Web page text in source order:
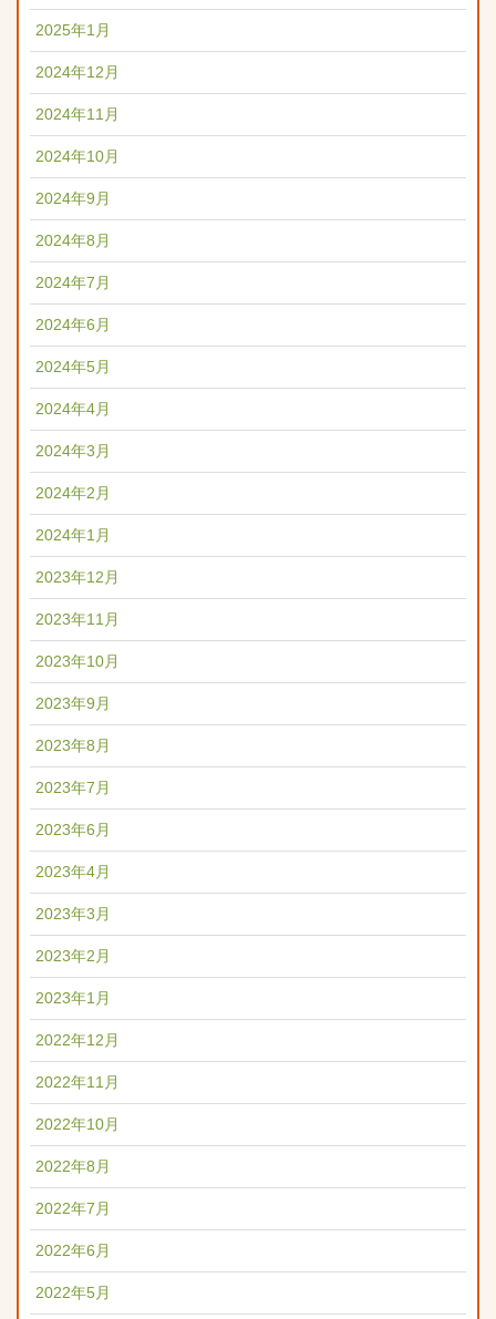
2025年1月
2024年12月
2024年11月
2024年10月
2024年9月
2024年8月
2024年7月
2024年6月
2024年5月
2024年4月
2024年3月
2024年2月
2024年1月
2023年12月
2023年11月
2023年10月
2023年9月
2023年8月
2023年7月
2023年6月
2023年4月
2023年3月
2023年2月
2023年1月
2022年12月
2022年11月
2022年10月
2022年8月
2022年7月
2022年6月
2022年5月